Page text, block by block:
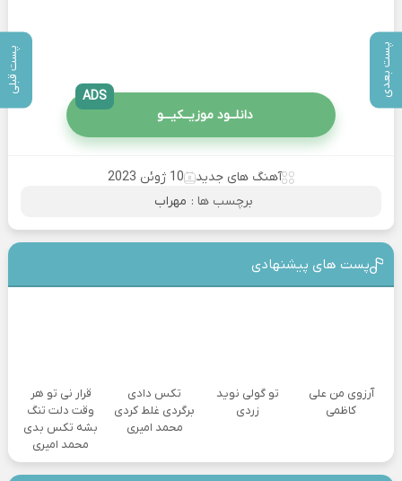
پست بعدی پست قبلی
دانلــود موزیــکیـــو
ADS
آهنگ های جدید
10 ژوئن 2023
برچسب ها : مهراب
پست های پیشنهادی
آرزوی من علی
کاظمی
تو گولی نوید
زردی
تکس دادی
برگردی غلط کردی
محمد امیری
قرار نی تو هر
وقت دلت تنگ
بشه تکس بدی
محمد امیری